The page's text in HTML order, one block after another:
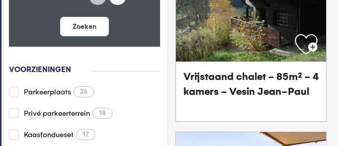
Zoeken
VOORZIENINGEN
Parkeerplaats 26
Privé parkeerterrein 18
Kaasfondueset 17
Vrijstaand chalet - 85m² - 4
kamers - Vesin Jean-Paul